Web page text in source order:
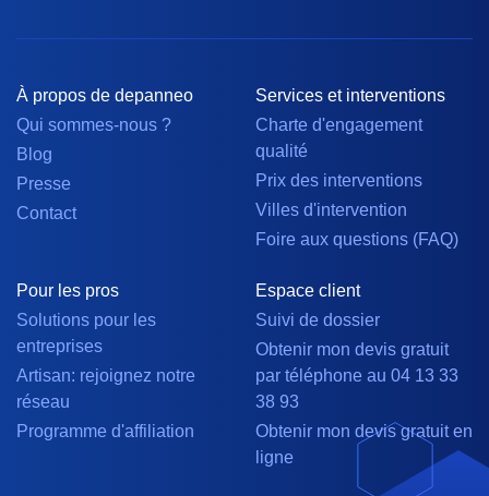
À propos de depanneo
Qui sommes-nous ?
Blog
Presse
Contact
Services et interventions
Charte d'engagement
qualité
Prix des interventions
Villes d'intervention
Foire aux questions (FAQ)
Pour les pros
Solutions pour les
entreprises
Artisan: rejoignez notre
réseau
Programme d'affiliation
Espace client
Suivi de dossier
Obtenir mon devis gratuit
par téléphone au 04 13 33
38 93
Obtenir mon devis gratuit en
ligne